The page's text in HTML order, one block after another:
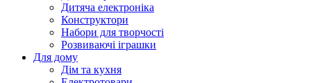
Дитяча електроніка
Конструктори
Набори для творчості
Розвиваючі іграшки
Для дому
Дім та кухня